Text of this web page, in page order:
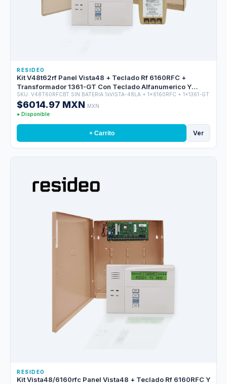
RESIDEO
Kit V48t62rf Panel Vista48 + Teclado Rf 6160RFC +
Transformador 1361-GT Con Teclado Alfanumerico Y
Receptor De Hasta 40 Zonas
SKU: V48T60RFCBT SIN BATERIA 1xVISTA-48LA + 1x6160RFC + 1x1361-GT
$6014.97 MXN MXN
● Disponible
+ Carrito Ver
RESIDEO
Kit Vista48/6160rfc Panel Vista48 + Teclado Rf 6160RFC Y